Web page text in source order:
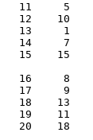
11     5
12    10
13     1
14     7
15    15
16     8
17     9
18    13
19    11
20    18